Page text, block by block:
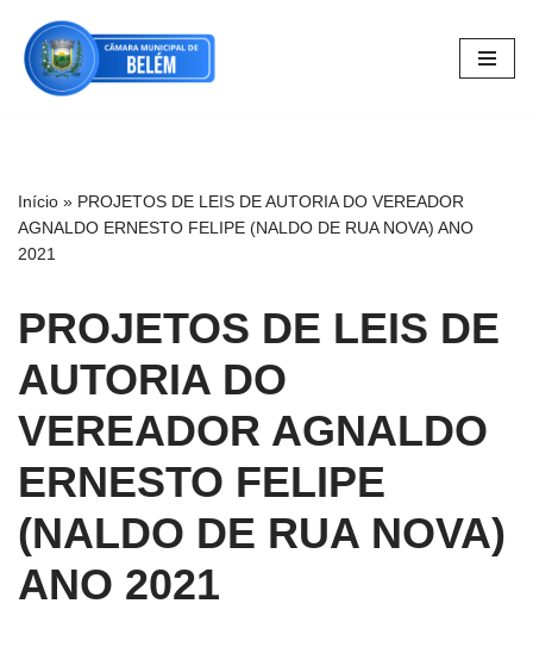
Pular
para
Início » PROJETOS DE LEIS DE AUTORIA DO VEREADOR
AGNALDO ERNESTO FELIPE (NALDO DE RUA NOVA) ANO
2021
PROJETOS DE LEIS DE
AUTORIA DO
VEREADOR AGNALDO
ERNESTO FELIPE
(NALDO DE RUA NOVA)
ANO 2021